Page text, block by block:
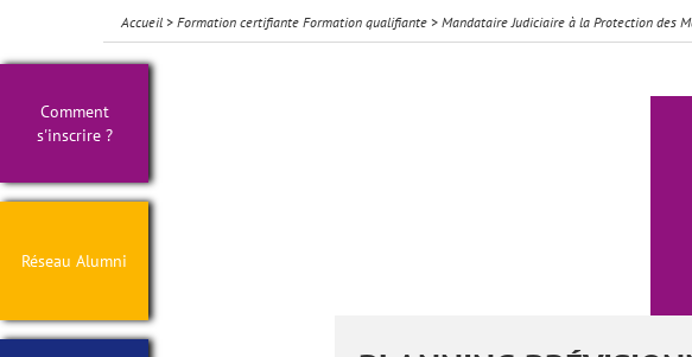
Comment
s'inscrire ?
Réseau Alumni
Accueil > Formation certifiante Formation qualifiante > Mandataire Judiciaire à la Protection des